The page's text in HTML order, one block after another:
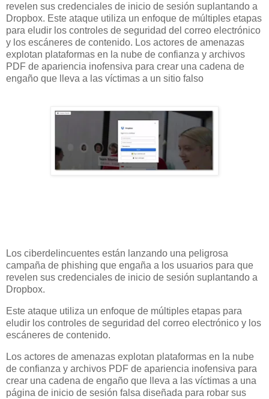
revelen sus credenciales de inicio de sesión suplantando a
Dropbox. Este ataque utiliza un enfoque de múltiples etapas
para eludir los controles de seguridad del correo electrónico
y los escáneres de contenido. Los actores de amenazas
explotan plataformas en la nube de confianza y archivos
PDF de apariencia inofensiva para crear una cadena de
engaño que lleva a las víctimas a un sitio falso
Los ciberdelincuentes están lanzando una peligrosa
campaña de phishing que engaña a los usuarios para que
revelen sus credenciales de inicio de sesión suplantando a
Dropbox.
Este ataque utiliza un enfoque de múltiples etapas para
eludir los controles de seguridad del correo electrónico y los
escáneres de contenido.
Los actores de amenazas explotan plataformas en la nube
de confianza y archivos PDF de apariencia inofensiva para
crear una cadena de engaño que lleva a las víctimas a una
página de inicio de sesión falsa diseñada para robar sus